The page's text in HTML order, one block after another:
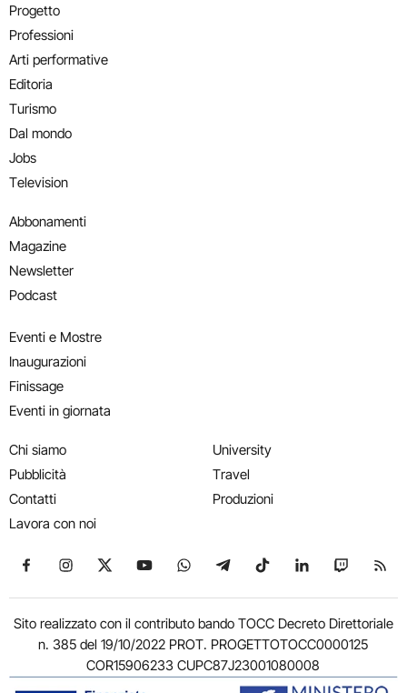
Progetto
Professioni
Arti performative
Editoria
Turismo
Dal mondo
Jobs
Television
Abbonamenti
Magazine
Newsletter
Podcast
Eventi e Mostre
Inaugurazioni
Finissage
Eventi in giornata
Chi siamo
Pubblicità
Contatti
Lavora con noi
University
Travel
Produzioni
Seguici su Facebook
Seguici su Instagram
Seguici su X
Seguici su YouTube
Seguici su WhatsApp
Seguici su Telegram
Seguici su TikTok
Seguici su
Seguici
Sito realizzato con il contributo bando TOCC Decreto Direttoriale
n. 385 del 19/10/2022 PROT. PROGETTOTOCC0000125
COR15906233 CUPC87J23001080008